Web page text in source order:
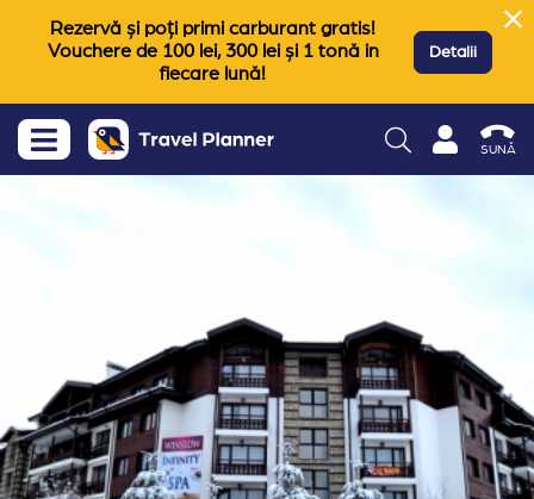
Rezervă și poți primi carburant gratis!
Vouchere de 100 lei, 300 lei și 1 tonă in
fiecare lună!
Detalii
SUNĂ